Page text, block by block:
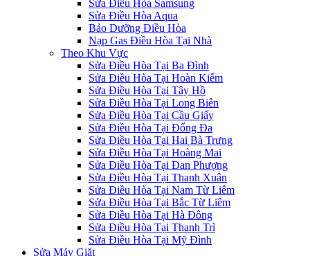
Sửa Điều Hòa Samsung
Sửa Điều Hòa Aqua
Bảo Dưỡng Điều Hòa
Nạp Gas Điều Hòa Tại Nhà
Theo Khu Vực
Sửa Điều Hòa Tại Ba Đình
Sửa Điều Hòa Tại Hoàn Kiếm
Sửa Điều Hòa Tại Tây Hồ
Sửa Điều Hòa Tại Long Biên
Sửa Điều Hòa Tại Cầu Giấy
Sửa Điều Hòa Tại Đống Đa
Sửa Điều Hòa Tại Hai Bà Trưng
Sửa Điều Hòa Tại Hoàng Mai
Sửa Điều Hòa Tại Đan Phượng
Sửa Điều Hòa Tại Thanh Xuân
Sửa Điều Hòa Tại Nam Từ Liêm
Sửa Điều Hòa Tại Bắc Từ Liêm
Sửa Điều Hòa Tại Hà Đông
Sửa Điều Hòa Tại Thanh Trì
Sửa Điều Hòa Tại Mỹ Đình
Sửa Máy Giặt